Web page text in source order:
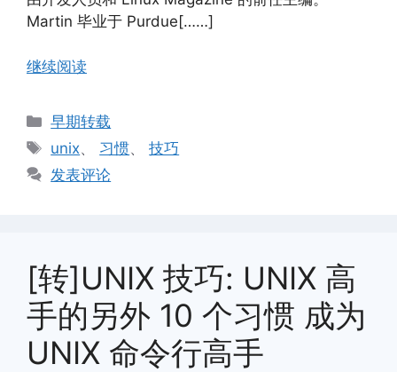
Martin 毕业于 Purdue[……]
继续阅读
分
早期转载
标
签
unix、 习惯、技巧
发表评论
[转]UNIX 技巧: UNIX 高
手的另外 10 个习惯 成为
UNIX 命令行高手